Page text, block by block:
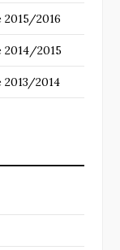
2015/2016
2014/2015
2013/2014